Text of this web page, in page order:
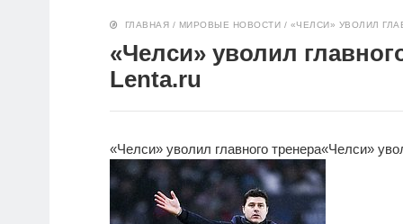
ГЛАВНАЯ / МИРОВЫЕ НОВОСТИ / «ЧЕЛСИ» УВОЛИЛ
«Челси» уволил
Lenta.ru
«Челси» уволил главного тренера«Челси»